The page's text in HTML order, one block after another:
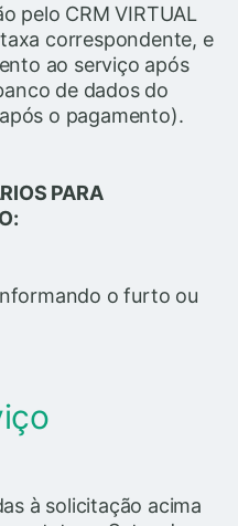
pelo CRM VIRTUAL
correspondente, e
ao serviço após
de dados do
o pagamento).
PARA
o furto ou
à solicitação acima